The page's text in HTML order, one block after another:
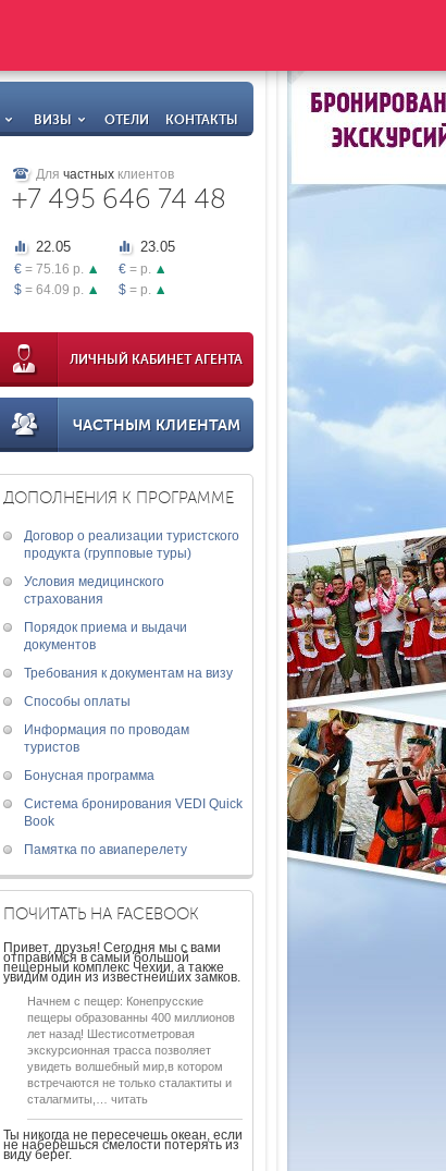
ВИЗЫ ОТЕЛИ КОНТАКТЫ
Для частных клиентов
+7 495 646 74 48
22.05
€ = 75.16 р.
$ = 64.09 р.
23.05
€ = р.
$ = р.
ЛИЧНЫЙ КАБИНЕТ АГЕНТА
ЧАСТНЫМ КЛИЕНТАМ
ДОПОЛНЕНИЯ К ПРОГРАММЕ
Договор о реализации туристского
продукта (групповые туры)
Условия медицинского
страхования
Порядок приема и выдачи
документов
Требования к документам на визу
Способы оплаты
Информация по проводам
туристов
Бонусная программа
Система бронирования VEDI Quick
Book
Памятка по авиаперелету
ПОЧИТАТЬ НА FACEBOOK
Привет, друзья! Сегодня мы с вами
отправимся в самый большой
пещерный комплекс Чехии, а также
увидим один из известнейших замков.
Начнем с пещер: Конепрусские
пещеры образованны 400 миллионов
лет назад! Шестисотметровая
экскурсионная трасса позволяет
увидеть волшебный мир,в котором
встречаются не только сталактиты и
сталагмиты,… читать
Ты никогда не пересечешь океан, если
не наберешься смелости потерять из
виду берег.